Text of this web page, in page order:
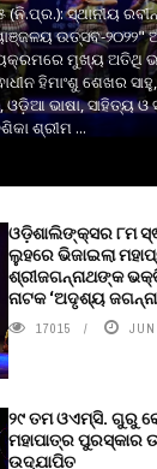
ସ୍ଥାନୀୟ
ଉତ୍ସବ-୨୦୨୨"
ମୁଖ୍ୟ ଅତିଥି
ହିମାଂଶୁ ଶେଖର
ଭାଷା, ସାହିତ୍ୟ ଓ
ଶ୍ରୀମ ...
ଓଡ଼ିଶାଲିଙ୍କ୍ସର ୮ମ
ଲୁହରେ ଭିଜାଇଲା
ଶ୍ରୀଜଗନ୍ନାଥଙ୍କ
ନାଟକ ‘ଅଦୃଶ୍ୟ
17015
୨୯ ତମ ଓଏମ୍‌ସି. ଗୁରୁ
ମହାପାତ୍ର ପୁରସ୍କାର
ଉଦ୍‍ଯାପିତ